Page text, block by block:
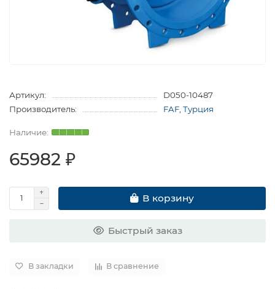
Артикул:
D050-10487
Производитель:
FAF, Турция
65982 ₽
В корзину
Быстрый заказ
В закладки В сравнение